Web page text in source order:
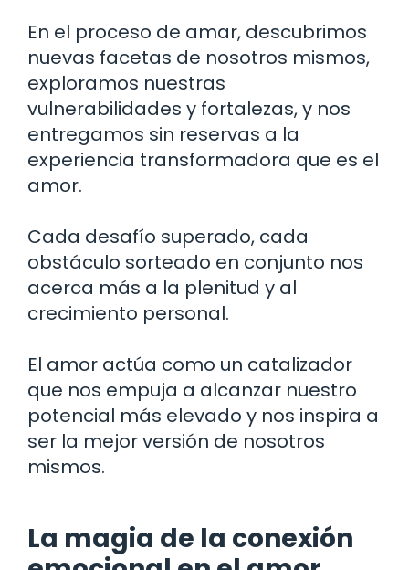
En el proceso de amar, descubrimos
nuevas facetas de nosotros mismos,
exploramos nuestras
vulnerabilidades y fortalezas, y nos
entregamos sin reservas a la
experiencia transformadora que es el
amor.
Cada desafío superado, cada
obstáculo sorteado en conjunto nos
acerca más a la plenitud y al
crecimiento personal.
El amor actúa como un catalizador
que nos empuja a alcanzar nuestro
potencial más elevado y nos inspira a
ser la mejor versión de nosotros
mismos.
La magia de la conexión